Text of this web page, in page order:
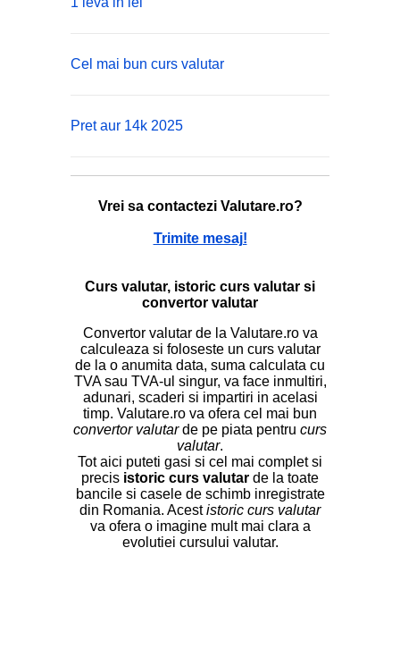
Cel mai bun curs valutar
Pret aur 14k 2025
Vrei sa contactezi Valutare.ro?
Trimite mesaj!
Curs valutar, istoric curs valutar si
convertor valutar
Convertor valutar de la Valutare.ro va
calculeaza si foloseste un curs valutar
de la o anumita data, suma calculata cu
TVA sau TVA-ul singur, va face inmultiri,
adunari, scaderi si impartiri in acelasi
timp. Valutare.ro va ofera cel mai bun
convertor valutarde pe piata pentru curs
valutar.
Tot aici puteti gasi si cel mai complet si
precis istoric curs valutar de la toate
bancile si casele de schimb inregistrate
din Romania. Acestistoric curs valutar
va ofera o imagine mult mai clara a
evolutiei cursului valutar.